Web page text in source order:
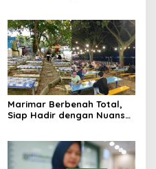
Marimar Berbenah Total,
Siap Hadir dengan Nuansa